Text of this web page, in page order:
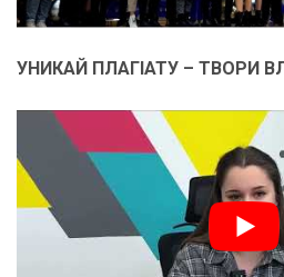
УНИКАЙ ПЛАГІАТУ – ТВОРИ